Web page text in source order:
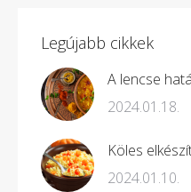
Legújabb cikkek
A lencse
2024.01.18.
Köles
2024.01.10.